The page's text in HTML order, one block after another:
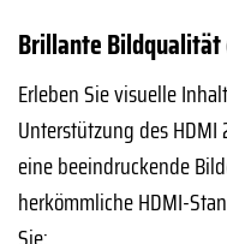
Brillante Bildqualität
Erleben Sie visuelle
Unterstützung des HDMI
eine beeindruckende
herkömmliche HDMI-